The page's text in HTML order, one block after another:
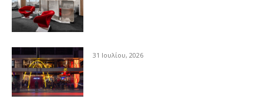
31 Ιουλίου, 2026